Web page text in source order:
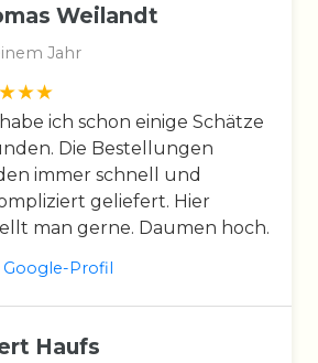
Weilandt
Jahr
ich schon einige Schätze
Die Bestellungen
immer schnell und
geliefert. Hier
man gerne. Daumen hoch.
Profil
Haufs